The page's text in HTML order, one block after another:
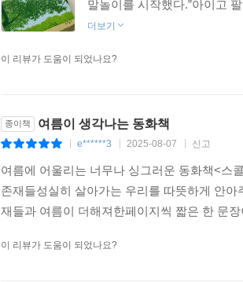
말놀이를 시작했다.”아이고
더보기
이 리뷰가 도움이 되었나요?
종이책 여름이 생각나는 동화책
e******3 2025-08-07 신고
여름에 어울리는 너무나 싱그러운 동화책<스
존재들성실히 살아가는 우리를 따뜻하게 안
재들과 여름이 더해져한페이지씩 짧은 한 문
이 리뷰가 도움이 되었나요?